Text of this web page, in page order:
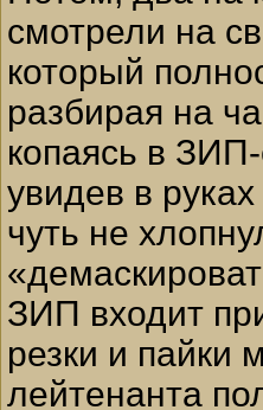
смотрели на
который
разбирая на
копаясь в
увидев в
чуть не
ЗИП входит
резки и пайки
лейтенанта